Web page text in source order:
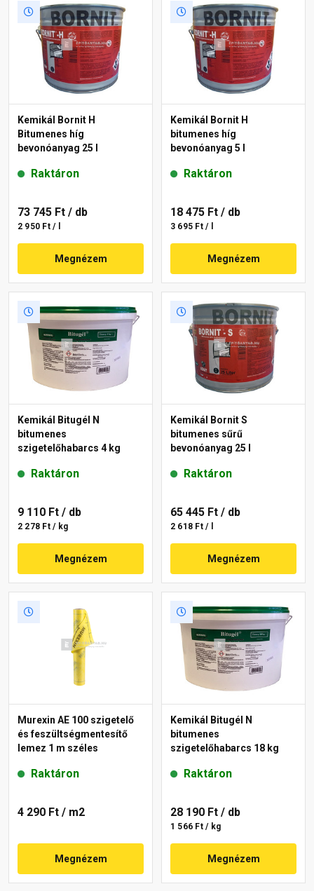
Kemikál Bornit H
Bitumenes híg
bevonóanyag 25 l
Raktáron
73 745 Ft / db
2 950 Ft / l
Megnézem
Kemikál Bornit H
bitumenes híg
bevonóanyag 5 l
Raktáron
18 475 Ft / db
3 695 Ft / l
Megnézem
Kemikál Bitugél N
bitumenes
szigetelőhabarcs 4 kg
Raktáron
9 110 Ft / db
2 278 Ft / kg
Megnézem
Kemikál Bornit S
bitumenes sűrű
bevonóanyag 25 l
Raktáron
65 445 Ft / db
2 618 Ft / l
Megnézem
Murexin AE 100 szigetelő
és feszültségmentesítő
lemez 1 m széles
Raktáron
4 290 Ft / m2
Megnézem
Kemikál Bitugél N
bitumenes
szigetelőhabarcs 18 kg
Raktáron
28 190 Ft / db
1 566 Ft / kg
Megnézem